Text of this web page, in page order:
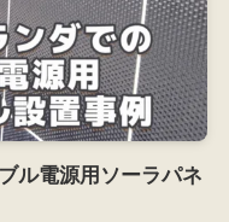
ル電源用ソーラパネ